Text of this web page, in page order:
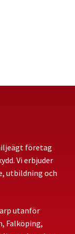
företag
Vi erbjuder
utbildning och
utanför
Falköping,